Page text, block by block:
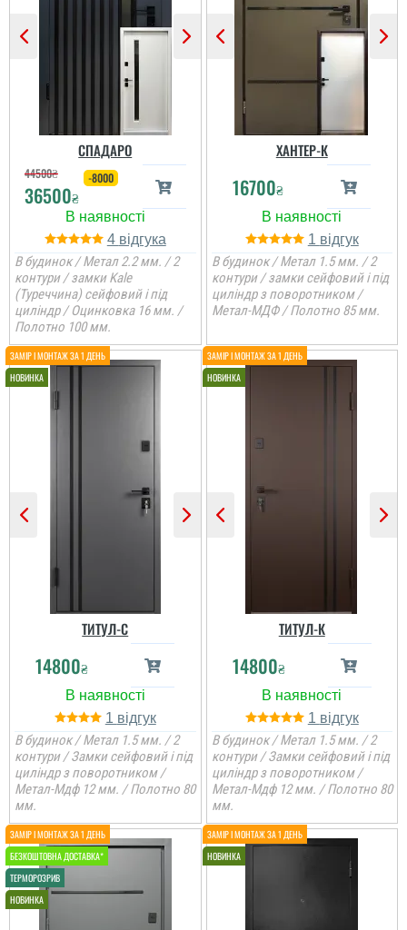
СПАДАРО
44500₴
36500₴
-8000
4
В будинок / Метал 2.2 мм. / 2
контури / замки Kale
(Туреччина) сейфовий і під
циліндр / Оцинковка 16 мм. /
Полотно 100 мм.
ХАНТЕР-К
16700₴
1
В будинок / Метал 1.5 мм. / 2
контури / замки сейфовий і під
циліндр з поворотником /
Метал-МДФ / Полотно 85 мм.
ТИТУЛ-С
14800₴
1
В будинок / Метал 1.5 мм. / 2
контури / Замки сейфовий і під
циліндр з поворотником /
Метал-Мдф 12 мм. / Полотно 80
мм.
ТИТУЛ-К
14800₴
1
В будинок / Метал 1.5 мм. / 2
контури / Замки сейфовий і під
циліндр з поворотником /
Метал-Мдф 12 мм. / Полотно 80
мм.